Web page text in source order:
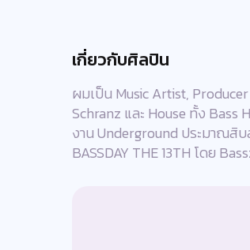
เกี่ยวกับศิลปิน
ผมเป็น Music Artist,
Schranz และ House ทั้ง Bass
งาน Underground ประมาณสิบ
BASSDAY THE 13TH โดย